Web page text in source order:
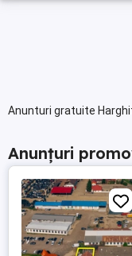
Anunturi gratuite
Anunțuri